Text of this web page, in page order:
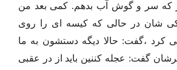
که سر و گوش آب بدهم. کمی بعد من
شان در حالی که کیسه ای را روی
،گفت: حالا دیگه دستشون به ما
گفت: عجله کننین باید از در عقبی